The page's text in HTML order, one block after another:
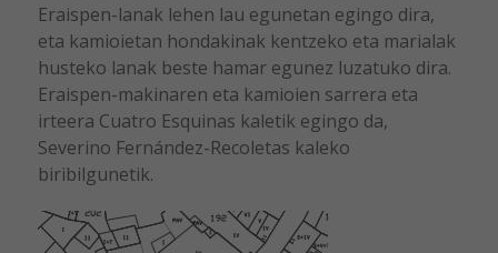
Eraispen-lanak lehen lau egunetan egingo dira,
eta kamioietan hondakinak kentzeko eta marialak
husteko lanak beste hamar egunez luzatuko dira.
Eraispen-makinaren eta kamioien sarrera eta
irteera Cuatro Esquinas kaletik egingo da,
Severino Fernández-Recoletas kaleko
biribilgunetik.